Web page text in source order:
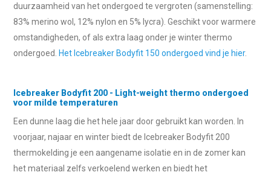
duurzaamheid van het ondergoed te vergroten (samenstelling:
83% merino wol, 12% nylon en 5% lycra). Geschikt voor warmere
omstandigheden, of als extra laag onder je winter thermo
ondergoed. Het Icebreaker Bodyfit 150 ondergoed vind je hier.
Icebreaker Bodyfit 200 - Light-weight thermo ondergoed
voor milde temperaturen
Een dunne laag die het hele jaar door gebruikt kan worden. In
voorjaar, najaar en winter biedt de Icebreaker Bodyfit 200
thermokelding je een aangename isolatie en in de zomer kan
het materiaal zelfs verkoelend werken en biedt het